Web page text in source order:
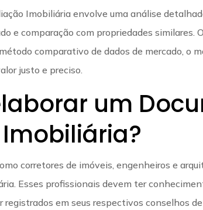
Imobiliária envolve uma análise
e comparação com propriedades similares.
comparativo de dados de mercado, o
justo e preciso.
um
corretores de imóveis, engenheiros e
Esses profissionais devem ter
registrados em seus respectivos conselhos